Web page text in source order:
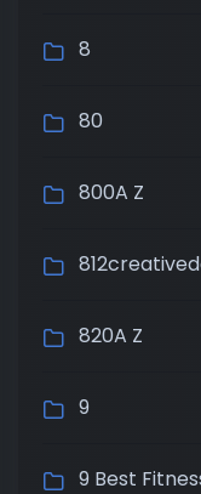
8
80
800A Z
820A Z
9
9 Best